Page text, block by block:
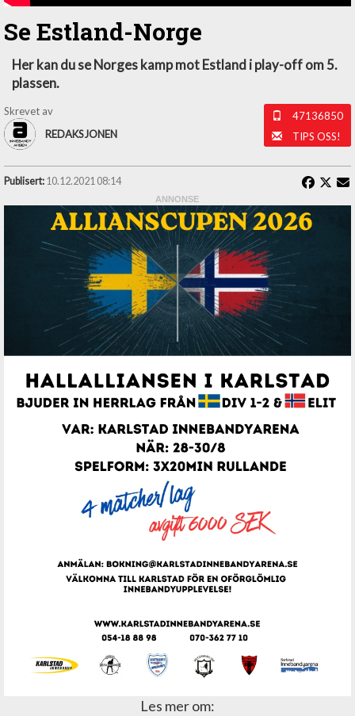
Se Estland-Norge
Her kan du se Norges kamp mot Estland i play-off om 5.
plassen.
Skrevet av
REDAKSJONEN
47136850
TIPS OSS!
Publisert: 10.12.2021 08:14
Les mer om: